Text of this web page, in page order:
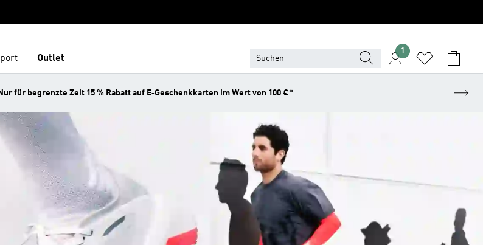
Outlet
1
für begrenzte Zeit 15 % Rabatt auf E‑Geschenkkarten im Wert von 100 €*